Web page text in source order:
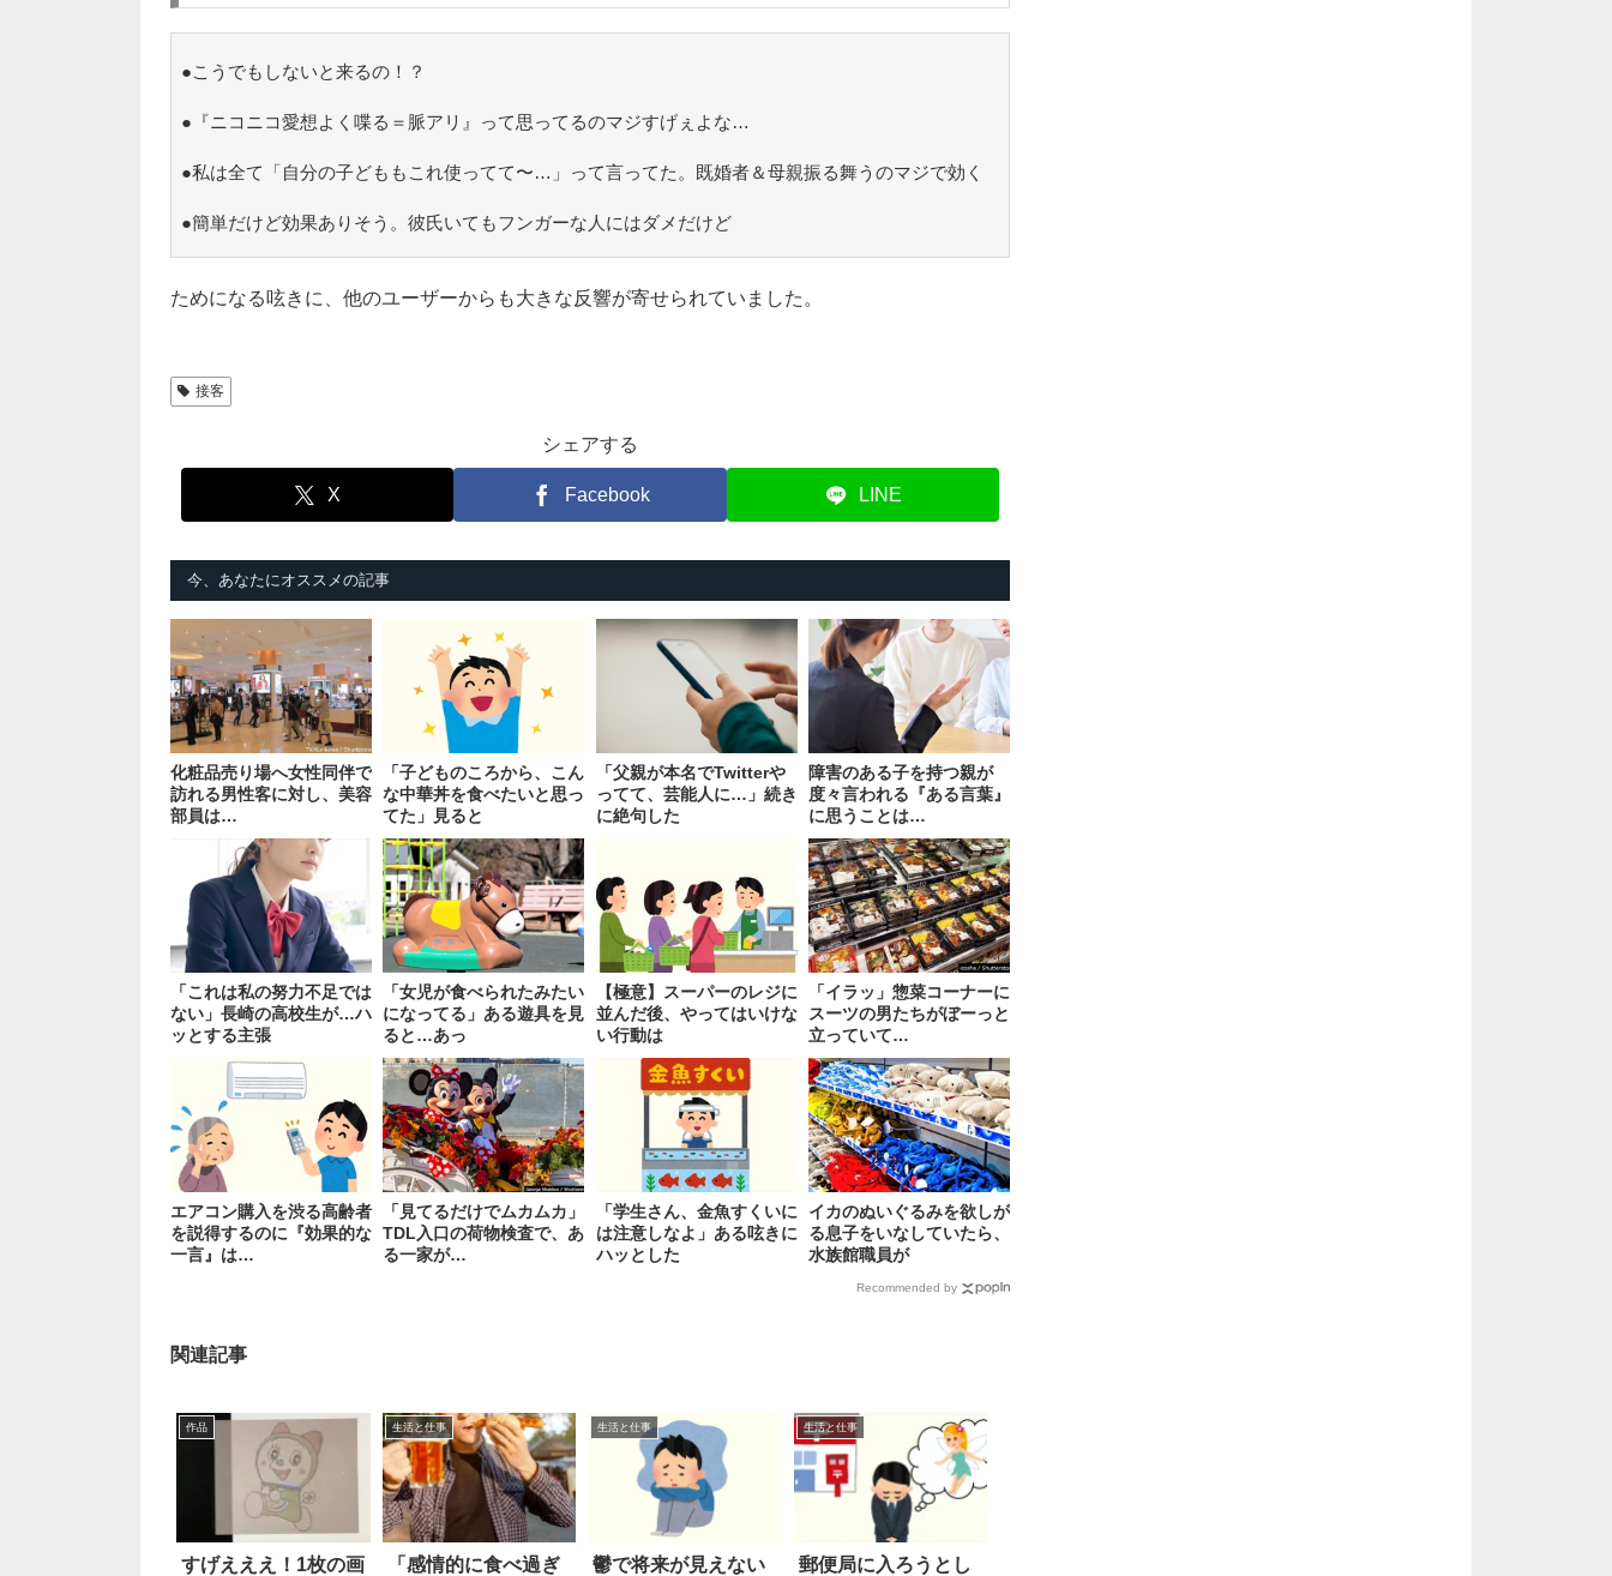
●こうでもしないと来るの！？
●『ニコニコ愛想よく喋る＝脈アリ』って思ってるのマジすげぇよな…
●私は全て「自分の子どももこれ使ってて〜…」って言ってた。既婚者＆母親振る舞うのマジで効く
●簡単だけど効果ありそう。彼氏いてもフンガーな人にはダメだけど
ためになる呟きに、他のユーザーからも大きな反響が寄せられていました。
接客
シェアする
X Facebook LINE
今、あなたにオススメの記事
化粧品売り場へ女性同伴で
訪れる男性客に対し、美容
部員は…
「子どものころから、こん
な中華丼を食べたいと思っ
てた」見ると
「父親が本名でTwitterや
ってて、芸能人に…」続き
に絶句した
障害のある子を持つ親が
度々言われる『ある言葉』
に思うことは…
「これは私の努力不足では
ない」長崎の高校生が…ハ
ッとする主張
「女児が食べられたみたい
になってる」ある遊具を見
ると…あっ
【極意】スーパーのレジに
並んだ後、やってはいけな
い行動は
「イラッ」惣菜コーナーに
スーツの男たちがぼーっと
立っていて…
エアコン購入を渋る高齢者
を説得するのに『効果的な
一言』は…
「見てるだけでムカムカ」
TDL入口の荷物検査で、あ
る一家が…
「学生さん、金魚すくいに
は注意しなよ」ある呟きに
ハッとした
イカのぬいぐるみを欲しが
る息子をいなしていたら、
水族館職員が
Recommended by
関連記事
作品
すげえええ！1枚の画
生活と仕事
「感情的に食べ過ぎ
生活と仕事
鬱で将来が見えない
生活と仕事
郵便局に入ろうとし